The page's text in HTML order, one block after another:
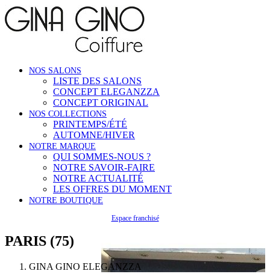
NOS SALONS
LISTE DES SALONS
CONCEPT ELEGANZZA
CONCEPT ORIGINAL
NOS COLLECTIONS
PRINTEMPS/ÉTÉ
AUTOMNE/HIVER
NOTRE MARQUE
QUI SOMMES-NOUS ?
NOTRE SAVOIR-FAIRE
NOTRE ACTUALITÉ
LES OFFRES DU MOMENT
NOTRE BOUTIQUE
Espace franchisé
PARIS (75)
GINA GINO ELEGANZZA